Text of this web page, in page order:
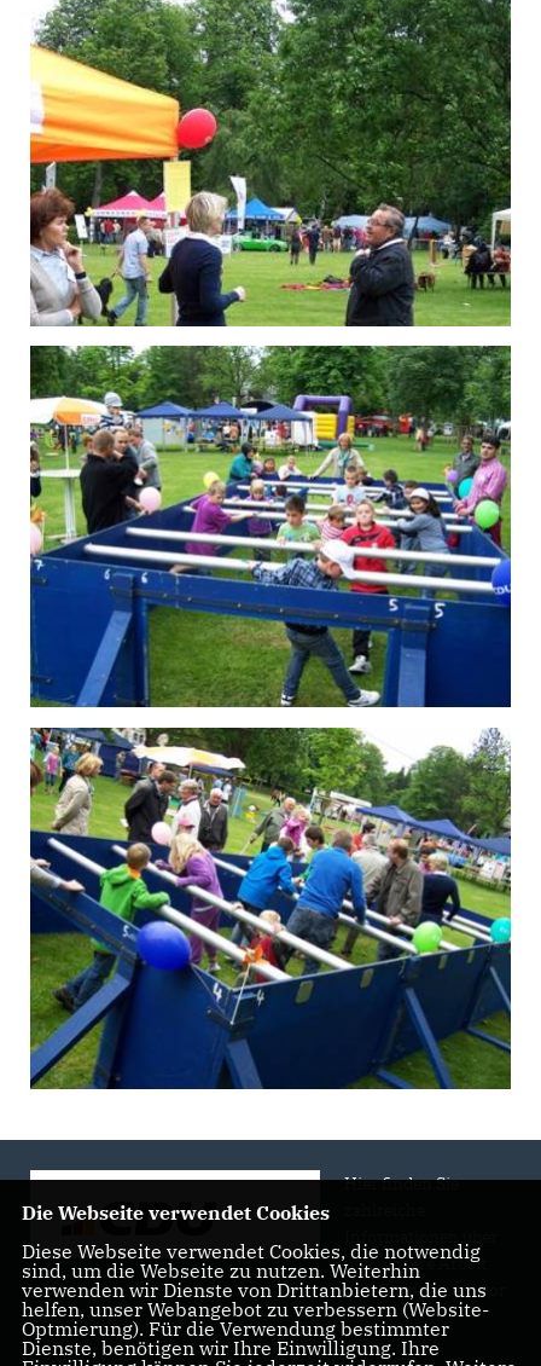
Hier finden Sie
uns, unsere Arbeit
und Engagement vor
Ort.
Die Webseite verwendet Cookies
Diese Webseite verwendet Cookies, die notwendig
sind, um die Webseite zu nutzen. Weiterhin
verwenden wir Dienste von Drittanbietern, die uns
helfen, unser Webangebot zu verbessern (Website-
Optmierung). Für die Verwendung bestimmter
Dienste, benötigen wir Ihre Einwilligung. Ihre